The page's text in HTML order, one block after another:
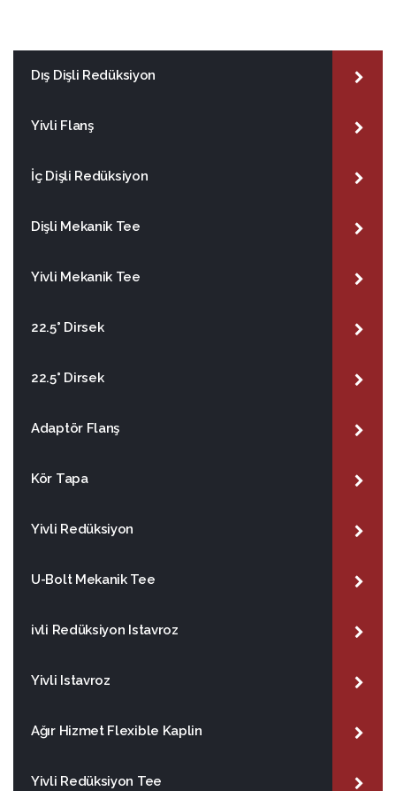
Dış Dişli Redüksiyon
Yivli Flanş
İç Dişli Redüksiyon
Dişli Mekanik Tee
Yivli Mekanik Tee
22.5° Dirsek
22.5° Dirsek
Adaptör Flanş
Kör Tapa
Yivli Redüksiyon
U-Bolt Mekanik Tee
ivli Redüksiyon Istavroz
Yivli Istavroz
Ağır Hizmet Flexible Kaplin
Yivli Redüksiyon Tee